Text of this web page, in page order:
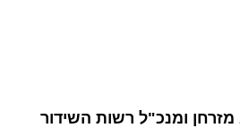
ומנכ"ל רשות השידור